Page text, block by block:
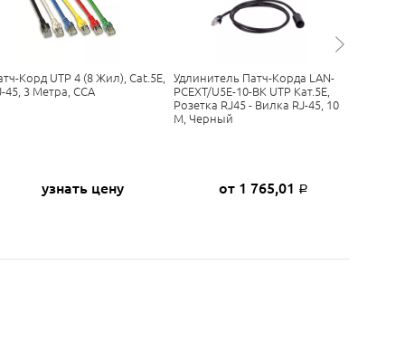
Корд UTP 4 (8 Жил), Cat.5E,
45, 3 Метра, CCA
узнать цену
Удлинитель Патч-Корда LAN-
PCEXT/U5E-10-BK UTP Кат.5E,
Розетка RJ45 - Вилка RJ-45, 10
М, Черный
от 1 765,01 Р